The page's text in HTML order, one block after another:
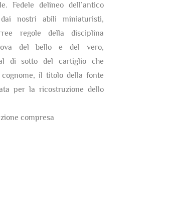
Fedele delineo dell’antico
nostri abili miniaturisti,
regole della disciplina
del bello e del vero,
di sotto del cartiglio che
il titolo della fonte
per la ricostruzione dello
compresa